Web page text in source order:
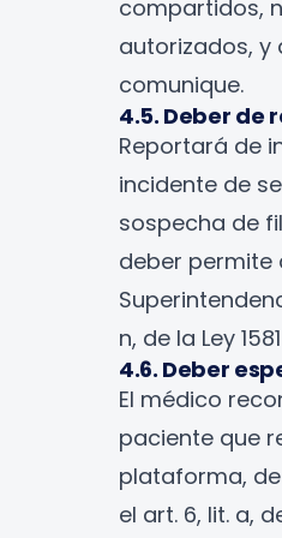
compartidos,
autorizados, y
comunique.
4.5. Deber de
Reportará de
incidente de
sospecha de
deber permite
n, de la Ley
4.6. Deber
El médico
paciente que
plataforma,
el art. 6, lit. a,